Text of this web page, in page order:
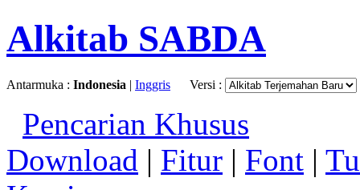
Alkitab SABDA
Antarmuka : Indonesia | Inggris Versi :
Pencarian Khusus
Download | Fitur | Font |